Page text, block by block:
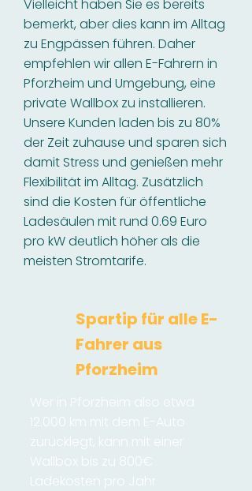
Vielleicht haben Sie es bereits
bemerkt, aber dies kann im Alltag
zu Engpässen führen. Daher
empfehlen wir allen E-Fahrern in
Pforzheim und Umgebung, eine
private Wallbox zu installieren.
Unsere Kunden laden bis zu 80%
der Zeit zuhause und sparen sich
damit Stress und genießen mehr
Flexibilität im Alltag. Zusätzlich
sind die Kosten für öffentliche
Ladesäulen mit rund 0.69 Euro
pro kW deutlich höher als die
meisten Stromtarife.
Spartip für alle E-
Fahrer aus
Pforzheim
Wer in Pforzheim also etwa
12.000 km mit dem E-Auto
zurücklegt, kann mit einer
Wallbox bis zu 800€
Ladekosten pro Jahr